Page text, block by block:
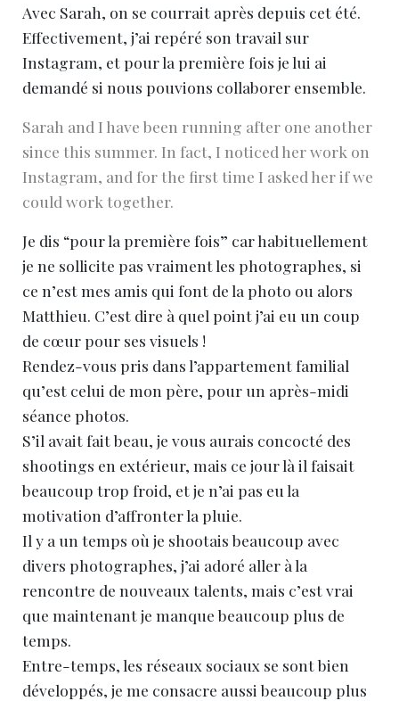
Avec Sarah, on se courrait après depuis cet été.
Effectivement, j’ai repéré son travail sur
Instagram, et pour la première fois je lui ai
demandé si nous pouvions collaborer ensemble.
Sarah and I have been running after one another
since this summer. In fact, I noticed her work on
Instagram, and for the first time I asked her if we
could work together.
Je dis “pour la première fois” car habituellement
je ne sollicite pas vraiment les photographes, si
ce n’est mes amis qui font de la photo ou alors
Matthieu. C’est dire à quel point j’ai eu un coup
de cœur pour ses visuels !
Rendez-vous pris dans l’appartement familial
qu’est celui de mon père, pour un après-midi
séance photos.
S’il avait fait beau, je vous aurais concocté des
shootings en extérieur, mais ce jour là il faisait
beaucoup trop froid, et je n’ai pas eu la
motivation d’affronter la pluie.
Il y a un temps où je shootais beaucoup avec
divers photographes, j’ai adoré aller à la
rencontre de nouveaux talents, mais c’est vrai
que maintenant je manque beaucoup plus de
temps.
Entre-temps, les réseaux sociaux se sont bien
développés, je me consacre aussi beaucoup plus